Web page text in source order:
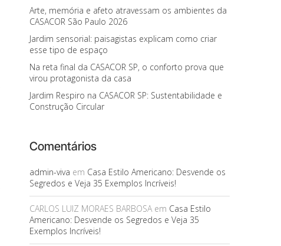
Arte, memória e afeto atravessam os ambientes da
CASACOR São Paulo 2026
Jardim sensorial: paisagistas explicam como criar
esse tipo de espaço
Na reta final da CASACOR SP, o conforto prova que
virou protagonista da casa
Jardim Respiro na CASACOR SP: Sustentabilidade e
Construção Circular
Comentários
admin-viva em Casa Estilo Americano: Desvende os
Segredos e Veja 35 Exemplos Incríveis!
CARLOS LUIZ MORAES BARBOSAem Casa Estilo
Americano: Desvende os Segredos e Veja 35
Exemplos Incríveis!